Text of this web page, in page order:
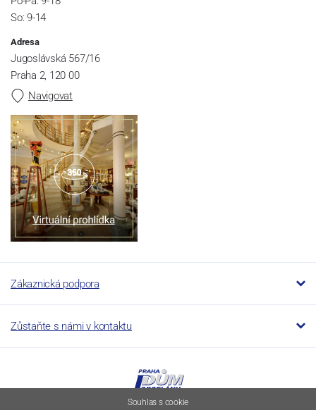
So: 9-14
Adresa
Jugoslávská 567/16
Praha 2, 120 00
Navigovat
Zákaznická podpora
Zůstaňte s námi v kontaktu
Souhlas s cookie